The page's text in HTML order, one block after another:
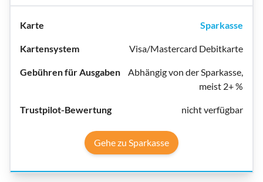
Sparkasse
Visa/Mastercard Debitkarte
Abhängig von der Sparkasse,
meist 2+ %
nicht verfügbar
Gehe zu Sparkasse